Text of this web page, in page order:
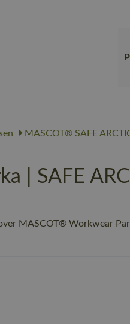
MASCOT® SAFE
| SAFE
MASCOT® Workwear